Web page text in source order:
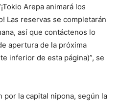
Arepa animará los
Las reservas se completarán
así que contáctenos lo
apertura de la próxima
inferior de esta página)”, se
por la capital nipona, según la